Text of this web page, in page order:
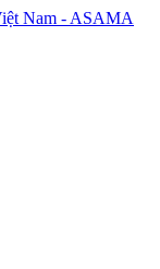
Nam - ASAMA